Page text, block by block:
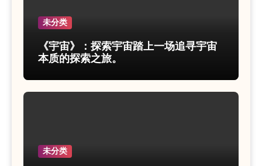
未分类
《宇宙》：探索宇宙踏上一场追寻宇宙
本质的探索之旅。
未分类